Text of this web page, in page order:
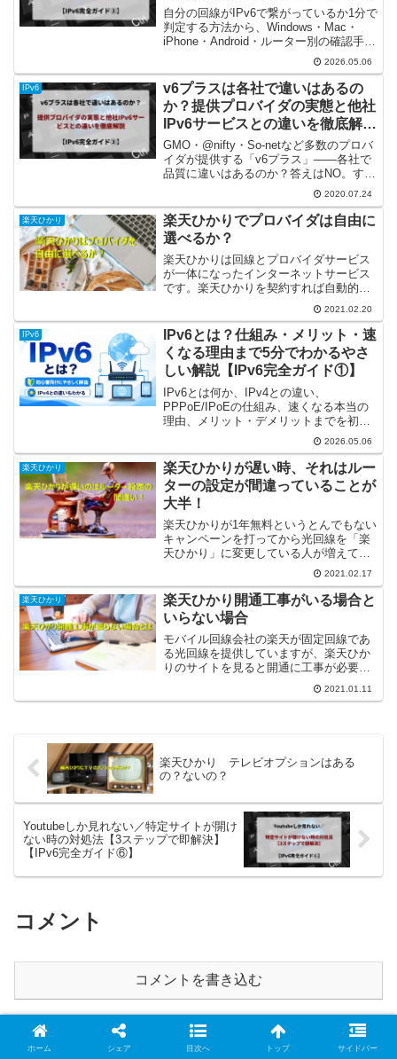
全ガイド②】
自分の回線がIPv6で繋がっているか1分で
判定する方法から、Windows・Mac・
iPhone・Android・ルーター別の確認手
順、有効化の3ステップ、繋がらない時の
チェックポイントまで完全網羅。「IPv6
契約したけど本当に効いてる？」の疑問
を解消します。
2026.05.06
IPv6
v6プラスは各社で違いはあるの
か？提供プロバイダの実態と他社
IPv6サービスとの違いを徹底解説
【IPv6完全ガイド③】
GMO・@nifty・So-netなど多数のプロバ
イダが提供する「v6プラス」――各社で
品質に違いはあるのか？答えはNO。すべ
て日本ネットワークイネイブラー社の同
一サービスです。仕組み・他社IPv6サー
ビスとの違い・知っておくべきデメリッ
トまで解説します。
2020.07.24
楽天ひかり
楽天ひかりでプロバイダは自由に
選べるか？
楽天ひかりは回線とプロバイダサービス
が一体になったインターネットサービス
です。楽天ひかりを契約すれば自動的に
楽天ひかりのプロバイダとも契約を結ん
だことになり別途特にプロバイダと契約
する必要はありません。しかし、逆に指
定のプロバイダではなく例...
2021.02.20
IPv6
IPv6とは？仕組み・メリット・速
くなる理由まで5分でわかるやさ
しい解説【IPv6完全ガイド①】
IPv6とは何か、IPv4との違い、
PPPoE/IPoEの仕組み、速くなる本当の
理由、メリット・デメリットまでを初心
者向けに解説。「IPv6にしたのに速くな
らない」原因も図解付きでわかります。
2026.05.06
楽天ひかり
楽天ひかりが遅い時、それはルー
ターの設定が間違っていることが
大半！
楽天ひかりが1年無料というとんでもない
キャンペーンを打ってから光回線を「楽
天ひかり」に変更している人が増えてい
ます。筆者の周りでもいました。ところ
が、変更前に比べてメチャメチャ遅くな
って使い物にならん！と怒っています。
今日はその対処法につい...
2021.02.17
楽天ひかり
楽天ひかり開通工事がいる場合と
いらない場合
モバイル回線会社の楽天が固定回線であ
る光回線を提供していますが、楽天ひか
りのサイトを見ると開通に工事が必要な
場合と不要な場合があるように書かれて
います。そのどちらかで開通にかかる費
2021.01.11
楽天ひかり テレビオプションはある
の？ないの？
Youtubeしか見れない／特定サイトが開け
ない時の対処法【3ステップで即解決】
【IPv6完全ガイド⑥】
コメント
コメントを書き込む
ホーム シェア 目次へ トップ サイドバー